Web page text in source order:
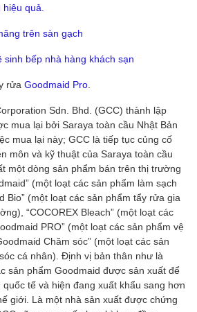
quả.
trên sàn gạch
bếp nhà hàng khách sạn
rửa Goodmaid Pro
Sdn. Bhd. (GCC) thành lập
mua lại bởi Saraya toàn cầu Nhật Bản
mua lại này; GCC là tiếp tục củng cố
môn và kỹ thuật của Saraya toàn cầu
một dòng sản phẩm bán trên thị trường
(một loạt các sản phẩm làm sạch
Bio” (một loạt các sản phẩm tẩy rửa gia
“COCOREX Bleach” (một loạt các
PRO” (một loạt các sản phẩm vệ
Chăm sóc” (một loạt các sản
cá nhân). Định vị bản thân như là
sản phẩm Goodmaid được sản xuất để
tế và hiện đang xuất khẩu sang hơn
giới. Là một nhà sản xuất được chứng